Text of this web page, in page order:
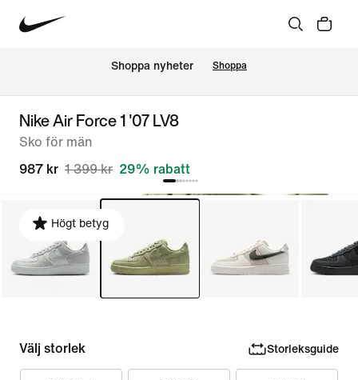
Shoppa nyheter Shoppa
Nike Air Force 1 '07 LV8
Sko för män
987 kr 1 399 kr 29% rabatt
Högt betyg
Välj storlek Storleksguide